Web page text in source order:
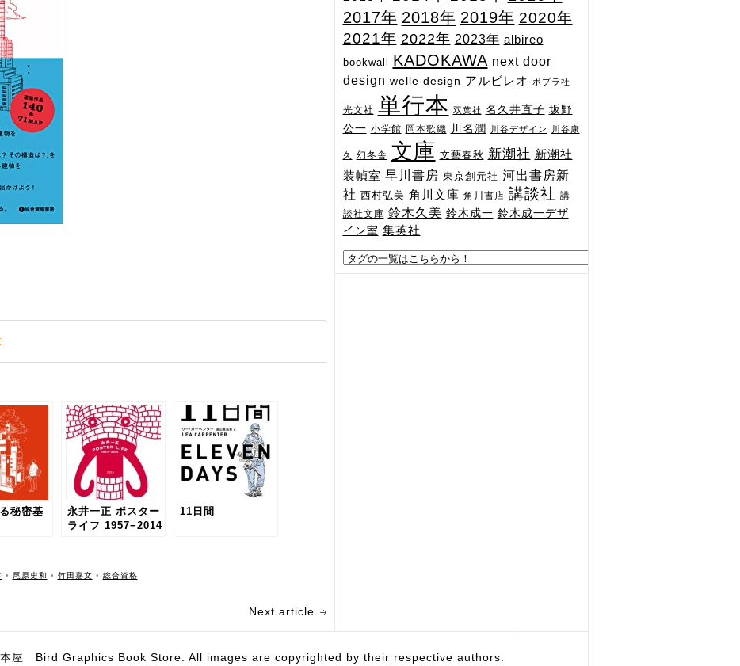
2017年 2018年 2019年 2020年
2021年 2022年 2023年 albireo
bookwall KADOKAWA next door
design welle design アルビレオ ポプラ社
光文社 単行本 双葉社 名久井直子 坂野
公一 小学館 岡本歌織 川名潤 川谷デザイン 川谷康
久 幻冬舎 文庫 文藝春秋 新潮社 新潮社
装幀室 早川書房 東京創元社 河出書房新
社 西村弘美 角川文庫 角川書店 講談社 講
談社文庫 鈴木久美 鈴木成一 鈴木成一デザ
イン室 集英社
秘密基
永井一正 ポスター
ライフ 1957−2014
11日間
• 尾原史和 • 竹田嘉文 • 総合資格
Next article
本屋 Bird Graphics Book Store. All images are copyrighted by their respective authors.